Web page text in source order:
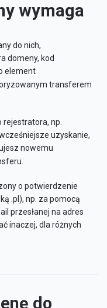
wymaga
do nich,
domeny, kod
element
transferem
np.
uzyskanie,
nowemu
o potwierdzenie
.pl), np. za pomocą
przesłanej na adres
inaczej, dla różnych
do